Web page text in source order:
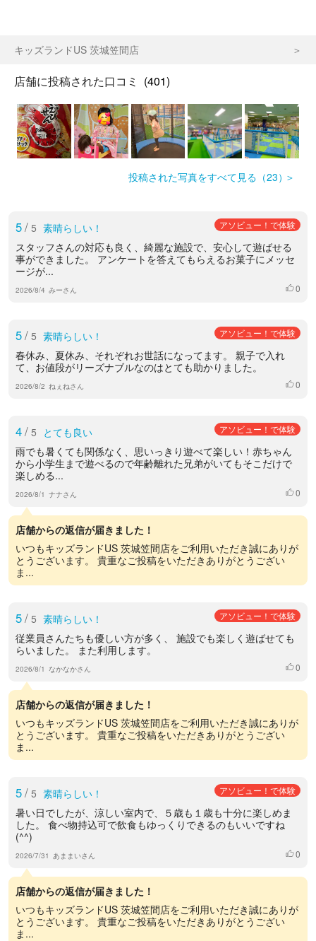
キッズランドUS 茨城笠間店
店舗に投稿された口コミ (401)
投稿された写真をすべて見る（23）
5/ 5 素晴らしい！ アソビュー！で体験
スタッフさんの対応も良く、綺麗な施設で、安心して遊ばせる
事ができました。 アンケートを答えてもらえるお菓子にメッセ
ージが...
2026/8/4 みーさん いいね
0
5/ 5 素晴らしい！ アソビュー！で体験
春休み、夏休み、それぞれお世話になってます。 親子で入れ
て、お値段がリーズナブルなのはとても助かりました。
2026/8/2 ねぇねさん いいね
0
4/ 5 とても良い アソビュー！で体験
雨でも暑くても関係なく、思いっきり遊べて楽しい！赤ちゃん
から小学生まで遊べるので年齢離れた兄弟がいてもそこだけで
楽しめる...
2026/8/1 ナナさん いいね
0
店舗からの返信が届きました！
いつもキッズランドUS 茨城笠間店をご利用いただき誠にありが
とうございます。 貴重なご投稿をいただきありがとうござい
ま...
5/ 5 素晴らしい！ アソビュー！で体験
従業員さんたちも優しい方が多く、 施設でも楽しく遊ばせても
らいました。 また利用します。
2026/8/1 なかなかさん いいね
0
店舗からの返信が届きました！
いつもキッズランドUS 茨城笠間店をご利用いただき誠にありが
とうございます。 貴重なご投稿をいただきありがとうござい
ま...
5/ 5 素晴らしい！ アソビュー！で体験
暑い日でしたが、涼しい室内で、５歳も１歳も十分に楽しめま
した。 食べ物持込可で飲食もゆっくりできるのもいいですね
(^^)
2026/7/31 あままいさん いいね
0
店舗からの返信が届きました！
いつもキッズランドUS 茨城笠間店をご利用いただき誠にありが
とうございます。 貴重なご投稿をいただきありがとうござい
ま...